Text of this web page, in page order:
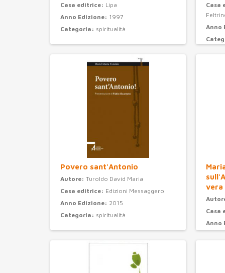
Casa editrice: Lipa
Anno Edizione: 1997
Categoria: spiritualità
Casa
Anno
Povero sant'Antonio
Autore: Turoldo David Maria
Casa editrice: Edizioni Messaggero
Anno Edizione: 2015
Categoria: spiritualità
vera
Casa
Anno